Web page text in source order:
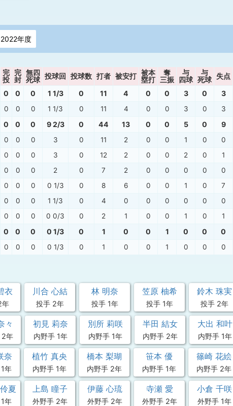
2022年度
完
投
完
封
無四
死球 投球回 投球数 打者 被安打 被本
塁打
奪
三振
与
四球
与
死球
失点
0 0 0 1 1/3 0 11 4 0 0 3 0 3
0 0 0 1 1/3 0 11 4 0 0 3 0 3
0 0 0 9 2/3 0 44 13 0 0 5 0 9
0 0 0 3 0 11 2 0 0 1 0 0
0 0 0 3 0 12 2 0 0 2 0 1
0 0 0 2 0 7 2 0 0 0 0 0
0 0 0 0 1/3 0 8 6 0 0 1 0 7
0 0 0 1 1/3 0 4 0 0 0 0 0 0
0 0 0 0 0/3 0 2 1 0 0 1 0 1
0 0 0 0 1/3 0 1 0 0 1 0 0 0
0 0 0 0 1/3 0 1 0 0 1 0 0 0
衣
年
川合 心結
投手 2年
林 明奈
投手 1年
笠原 柚希
投手 1年
鈴木 珠実
投手 2年
々
2年
初見 莉奈
内野手 1年
別所 莉咲
内野手 1年
半田 結女
内野手 2年
大出 和叶
内野手 1年
奈
年
植竹 真央
内野手 1年
橋本 梨瑚
内野手 2年
笹本 優
内野手 1年
篠崎 花絵
内野手 2年
夏
年
上島 瞳子
外野手 2年
伊藤 心琉
外野手 2年
寺瀬 愛
外野手 2年
小倉 千咲
外野手 1年